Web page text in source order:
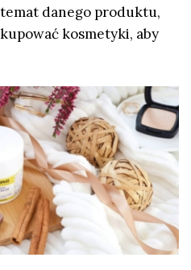
danego produktu,
kosmetyki, aby